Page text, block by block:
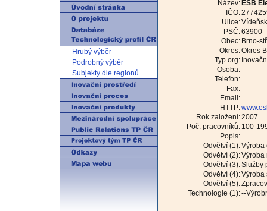
Hrubý výběr
Podrobný výběr
Subjekty dle regionů
Název: ESB
IČO:
Ulice:
PSČ:63900
Obec: Brno-
Okres:Okres
Typ org:
Osoba:
Telefon:
Fax:
Email:
HTTP:
Rok založení:2007
Poč. pracovníků: 100-
Popis:
Odvětví (1):Výroba
Odvětví (2):Výroba
Odvětví (3):Služby
Odvětví (4):Výroba
Odvětví (5):
Technologie (1):--